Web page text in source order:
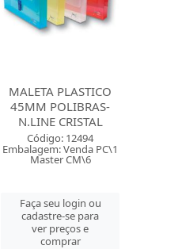
MALETA PLASTICO
45MM POLIBRAS-
N.LINE CRISTAL
Código: 12494
Embalagem: Venda PC\1
Master CM\6
Faça seu login ou
cadastre-se para
ver preços e
comprar